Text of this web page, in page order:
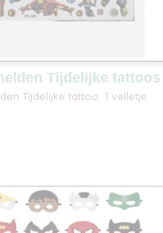
Tijdelijke tattoos
Tijdelijke tattoo 1 velletje